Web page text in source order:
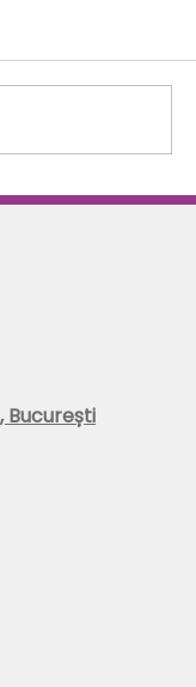
Schroth in
București